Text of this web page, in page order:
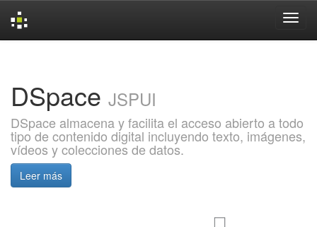
DSpace JSPUI
DSpace almacena y facilita el acceso abierto a todo
tipo de contenido digital incluyendo texto, imágenes,
vídeos y colecciones de datos.
Leer más